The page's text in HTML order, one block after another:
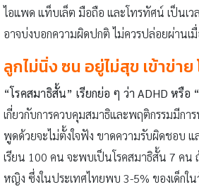
ไอแพด แท็บเล็ต มือถือ และโทรทัศน์ เป็น
อาจบ่งบอกความผิดปกติ ไม่ควรปล่อยผ่านเมื่
ลูกไม่นิ่ง ซน อยู่ไม่สุข เข้าข่า
“โรคสมาธิสั้น” เรียกย่อ ๆ ว่า ADHD หรื
เกี่ยวกับการควบคุมสมาธิและพฤติกรรมมีกา
พูดด้วยจะไม่ตั้งใจฟัง ขาดความรับผิดชอบ แ
เรียน 100 คน จะพบเป็นโรคสมาธิสั้น 7 คน
หญิง ซึ่งในประเทศไทยพบ 3-5% ของเด็กใ